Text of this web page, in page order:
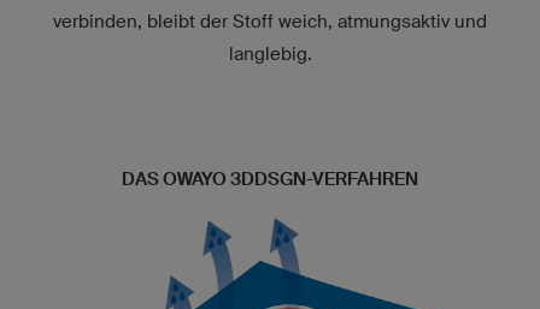
verbinden, bleibt der Stoff weich, atmungsaktiv und
langlebig.
DAS OWAYO 3DDSGN-VERFAHREN